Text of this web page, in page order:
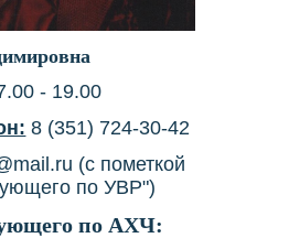
- 19.00
8 (351) 724-30-42
(с пометкой
по УВР")
по АХЧ: